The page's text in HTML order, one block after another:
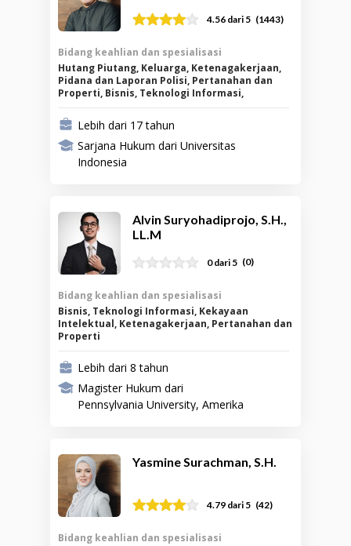
4.56 dari 5 (1443)
Bidang keahlian dan spesialisasi
Hutang Piutang, Keluarga, Ketenagakerjaan,
Pidana dan Laporan Polisi, Pertanahan dan
Properti, Bisnis, Teknologi Informasi,
Kekayaan Intelektual
Lebih dari 17 tahun
Sarjana Hukum dari Universitas
Indonesia
Alvin Suryohadiprojo, S.H.,
LL.M
0 dari 5 (0)
Bidang keahlian dan spesialisasi
Bisnis, Teknologi Informasi, Kekayaan
Intelektual, Ketenagakerjaan, Pertanahan dan
Properti
Lebih dari 8 tahun
Magister Hukum dari
Pennsylvania University, Amerika
Yasmine Surachman, S.H.
4.79 dari 5 (42)
Bidang keahlian dan spesialisasi